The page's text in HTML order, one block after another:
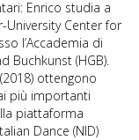
Enrico studia a
University Center for
l’Accademia di
Buchkunst (HGB).
ottengono
più importanti
piattaforma
Dance (NID)